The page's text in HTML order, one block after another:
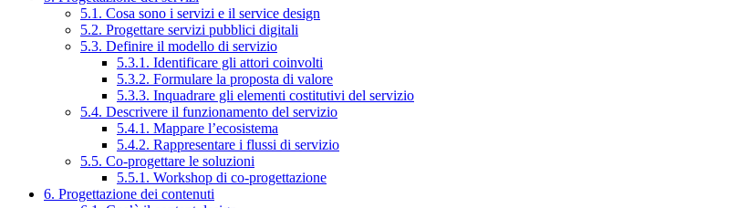
5.1. Cosa sono i servizi e il service design
5.2. Progettare servizi pubblici digitali
5.3. Definire il modello di servizio
5.3.1. Identificare gli attori coinvolti
5.3.2. Formulare la proposta di valore
5.3.3. Inquadrare gli elementi costitutivi del servizio
5.4. Descrivere il funzionamento del servizio
5.4.1. Mappare l’ecosistema
5.4.2. Rappresentare i flussi di servizio
5.5. Co-progettare le soluzioni
5.5.1. Workshop di co-progettazione
6. Progettazione dei contenuti